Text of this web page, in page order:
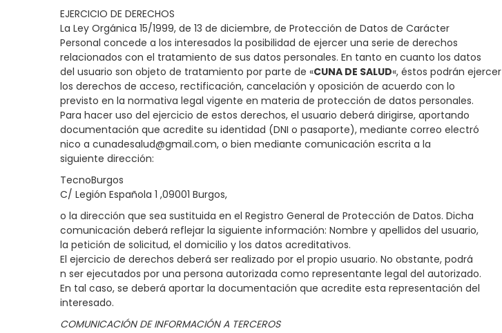
EJERCICIO DE DERECHOS
La Ley Orgánica 15/1999, de 13 de diciembre, de Protección de Datos de Carácter
Personal concede a los interesados la posibilidad de ejercer una serie de derechos
relacionados con el tratamiento de sus datos personales. En tanto en cuanto los datos
del usuario son objeto de tratamiento por parte de «CUNA DE SALUD«, éstos podrán ejercer
los derechos de acceso, rectificación, cancelación y oposición de acuerdo con lo
previsto en la normativa legal vigente en materia de protección de datos personales.
Para hacer uso del ejercicio de estos derechos, el usuario deberá dirigirse, aportando
documentación que acredite su identidad (DNI o pasaporte), mediante correo electró
nico a cunadesalud@gmail.com, o bien mediante comunicación escrita a la
siguiente dirección:
TecnoBurgos
C/ Legión Española 1 ,09001 Burgos,
o la dirección que sea sustituida en el Registro General de Protección de Datos. Dicha
comunicación deberá reflejar la siguiente información: Nombre y apellidos del usuario,
la petición de solicitud, el domicilio y los datos acreditativos.
El ejercicio de derechos deberá ser realizado por el propio usuario. No obstante, podrá
n ser ejecutados por una persona autorizada como representante legal del autorizado.
En tal caso, se deberá aportar la documentación que acredite esta representación del
interesado.
COMUNICACIÓN DE INFORMACIÓN A TERCEROS